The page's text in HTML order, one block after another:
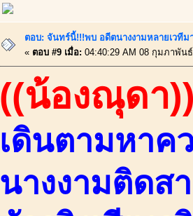
ตอบ: จันทร์นี้!!!พบ อดีตนางงามหลายเวที
« ตอบ #9 เมื่อ: 04:40:29 AM 08 กุมภาพัน
((น้องณุดา
เดินตามหาค
นางงามติดส